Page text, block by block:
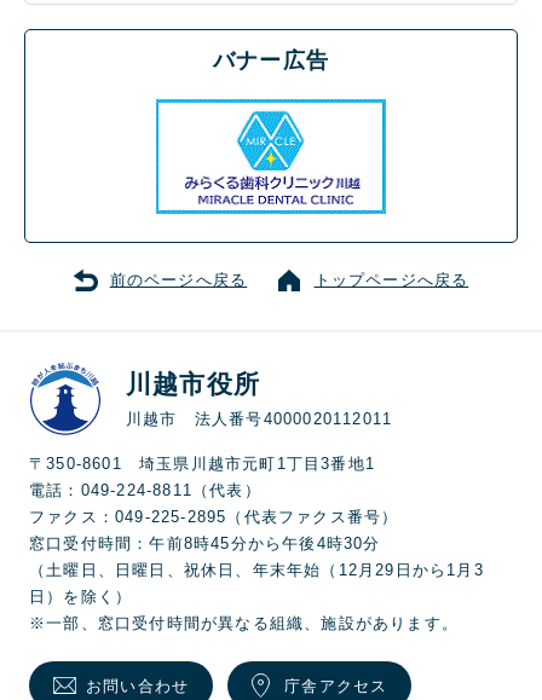
バナー広告
前のページへ戻る トップページへ戻る
川越市役所
川越市 法人番号4000020112011
〒350-8601 埼玉県川越市元町1丁目3番地1
電話：049-224-8811（代表）
ファクス：049-225-2895（代表ファクス番号）
窓口受付時間：午前8時45分から午後4時30分
（土曜日、日曜日、祝休日、年末年始（12月29日から1月3
日）を除く）
※一部、窓口受付時間が異なる組織、施設があります。
お問い合わせ 庁舎アクセス